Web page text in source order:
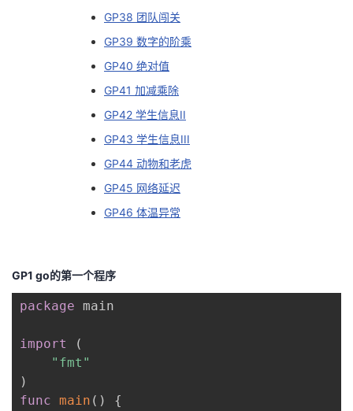
GP38 团队闯关
GP39 数字的阶乘
GP40 绝对值
GP41 加减乘除
GP42 学生信息II
GP43 学生信息III
GP44 动物和老虎
GP45 网络延迟
GP46 体温异常
GP1 go的第一个程序
package main
import
(
"fmt"
)
func main ( )
{